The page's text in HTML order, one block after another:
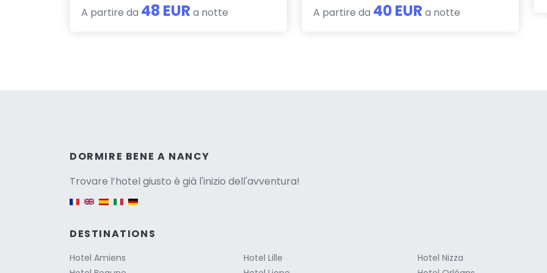
A partire da 48 EUR a notte A partire da 40 EUR a notte
DORMIRE BENE A NANCY
Trovare l’hotel giusto è già l'inizio dell'avventura!
Versione italiana
DESTINATIONS
Hotel Amiens
Hotel Lille
Hotel Nizza